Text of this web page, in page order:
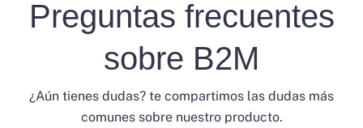
Preguntas frecuentes
sobre B2M
¿Aún tienes dudas? te compartimos las dudas más
comunes sobre nuestro producto.